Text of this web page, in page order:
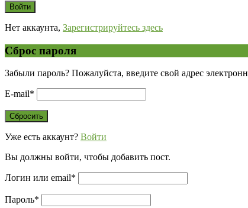
Нет аккаунта, Зарегистрируйтесь здесь
Сброс пароля
Забыли пароль? Пожалуйста, введите свой адрес
E-mail*
Уже есть аккаунт? Войти
Вы должны войти, чтобы добавить пост.
Логин или email*
Пароль*